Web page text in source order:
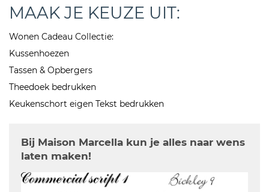
MAAK JE KEUZE UIT:
Wonen Cadeau Collectie:
Kussenhoezen
Tassen & Opbergers
Theedoek bedrukken
Keukenschort eigen Tekst bedrukken
Bij Maison Marcella kun je alles naar wens
laten maken!